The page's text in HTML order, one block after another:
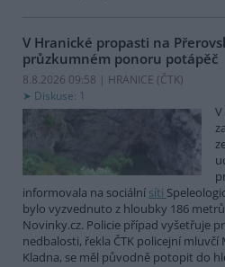
V Hranické propasti na
průzkumném ponoru potápěč
8.8.2026 09:58 | HRANICE (ČTK)
Diskuse: 1
informovala na sociální síti
bylo vyzvednuto z hloubky 186
Novinky.cz. Policie případ vyšetřuje
nedbalosti, řekla ČTK policejní mluvčí
Kladna, se měl původně potopit do